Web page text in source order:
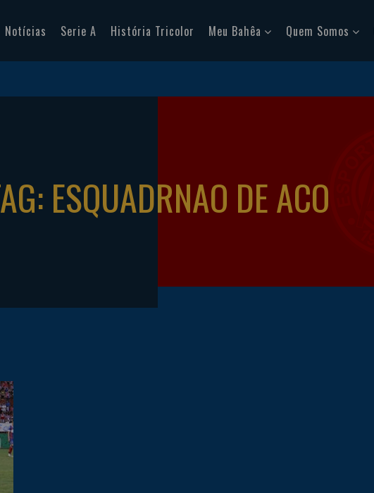
Notícias Serie A História Tricolor Meu Bahêa Quem Somos
ESQUADRNAO DE ACO